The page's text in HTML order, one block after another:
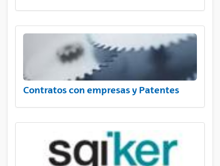
Contratos con empresas y Patentes